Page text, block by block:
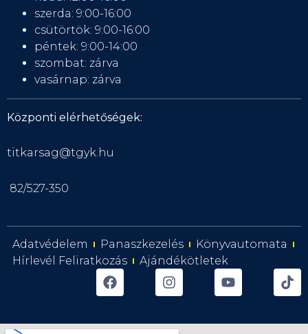
szerda: 9:00-16:00
csütörtök: 9:00-16:00
péntek: 9:00-14:00
szombat: zárva
vasárnap: zárva
Központi elérhetőségek:
titkarsag@tgyk.hu
82/527-350
Adatvédelem Panaszkezelés
Könyvautomata
Hírlevél Feliratkozás
Ajándékötletek